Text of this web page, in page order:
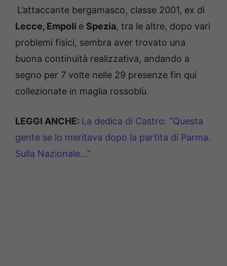
L’attaccante bergamasco, classe 2001, ex di
Lecce, Empoli e Spezia, tra le altre, dopo vari
problemi fisici, sembra aver trovato una
buona continuità realizzativa, andando a
segno per 7 volte nelle 29 presenze fin qui
collezionate in maglia rossoblù.
LEGGI ANCHE: La dedica di Castro: “Questa
gente se lo meritava dopo la partita di Parma.
Sulla Nazionale…”